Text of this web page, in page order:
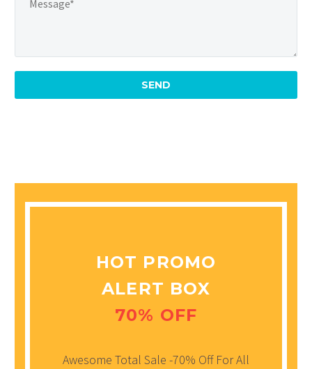
HOT PROMO
ALERT BOX
70% OFF
Awesome Total Sale -70% Off For All